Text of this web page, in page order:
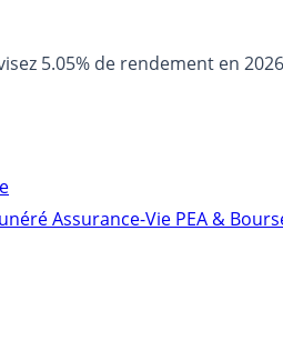
5.05% de rendement en
Assurance-Vie PEA &